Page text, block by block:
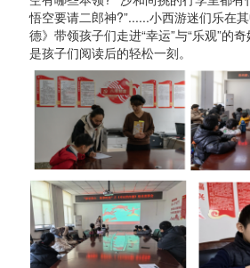
悟空要请二郎神?”......小西游迷们乐在
德》带领孩子们走进“幸运”与“乐观”的
是孩子们阅读后的轻松一刻。